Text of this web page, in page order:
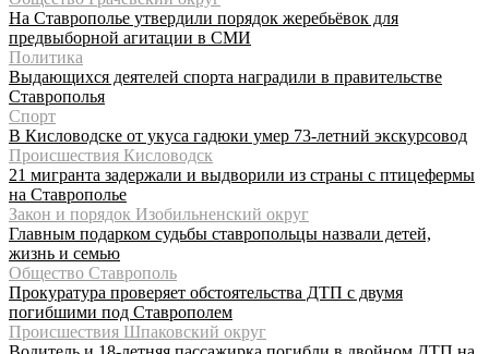
На Ставрополье утвердили порядок жеребьёвок для
предвыборной агитации в СМИ
Политика
Выдающихся деятелей спорта наградили в правительстве
Ставрополья
Спорт
В Кисловодске от укуса гадюки умер 73-летний экскурсовод
Происшествия Кисловодск
21 мигранта задержали и выдворили из страны с птицефермы
на Ставрополье
Закон и порядок Изобильненский округ
Главным подарком судьбы ставропольцы назвали детей,
жизнь и семью
Общество Ставрополь
Прокуратура проверяет обстоятельства ДТП с двумя
погибшими под Ставрополем
Происшествия Шпаковский округ